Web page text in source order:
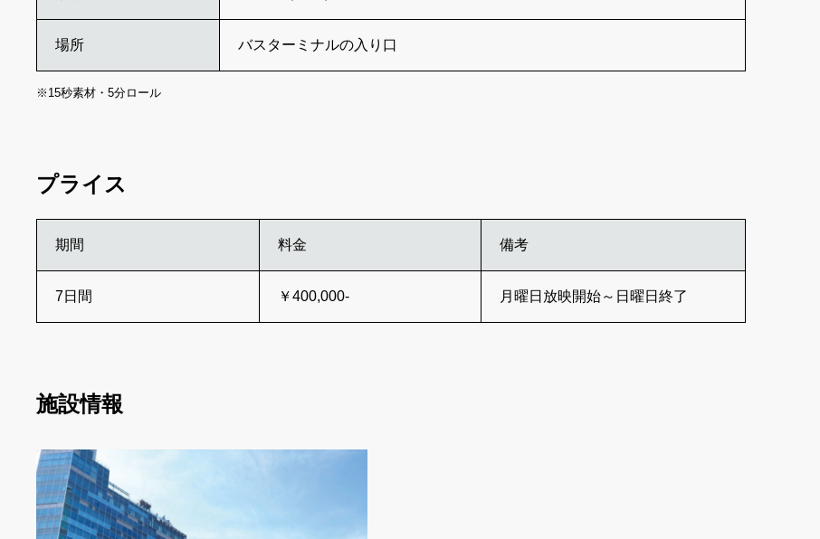
場所 バスターミナルの入り口
※15秒素材・5分ロール
プライス
期間 料金 備考
7日間 ￥400,000- 月曜日放映開始～日曜日終了
施設情報